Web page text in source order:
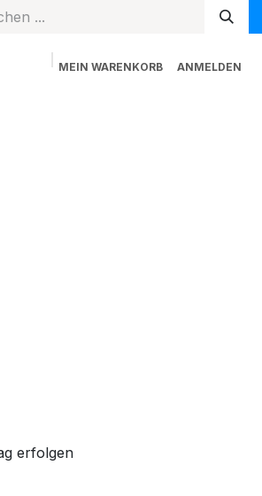
MEIN WARENKORB ANMELDEN
erfolgen